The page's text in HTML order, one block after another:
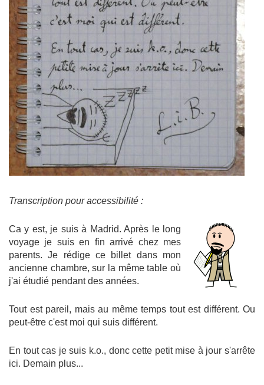
Transcription pour accessibilité :
Ca y est, je suis à Madrid. Après le long
voyage je suis en fin arrivé chez mes
parents. Je rédige ce billet dans mon
ancienne chambre, sur la même table où
j'ai étudié pendant des années.
Tout est pareil, mais au même temps tout est différent. Ou
peut-être c'est moi qui suis différent.
En tout cas je suis k.o., donc cette petit mise à jour s'arrête
ici. Demain plus...